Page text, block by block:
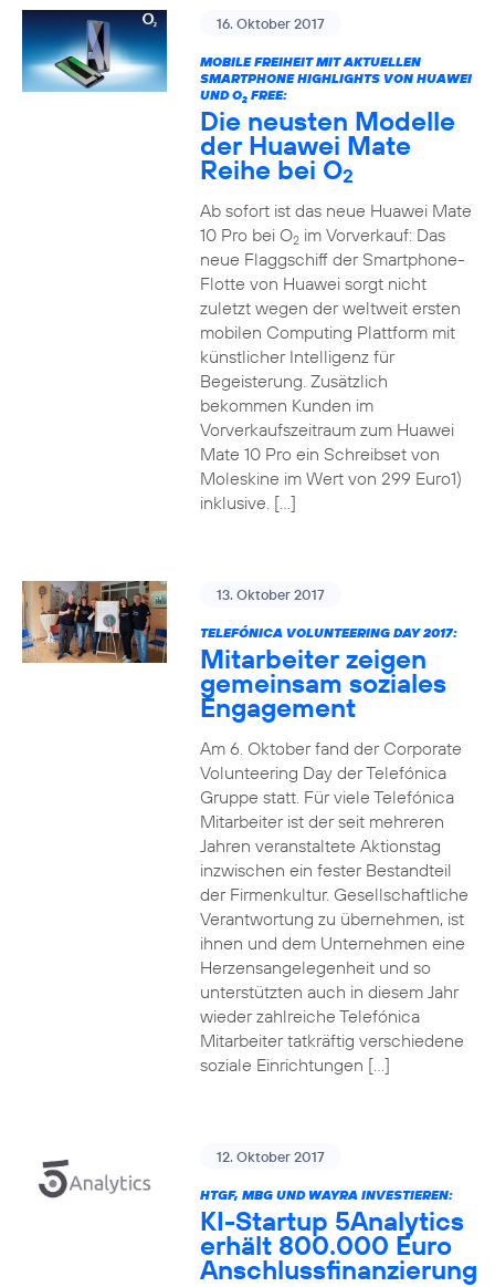
16. Oktober 2017
MOBILE FREIHEIT MIT AKTUELLEN
SMARTPHONE HIGHLIGHTS VON HUAWEI
UND O2FREE:
Die neusten Modelle
der Huawei Mate
Reihe bei O2
Ab sofort ist das neue Huawei Mate
10 Pro bei O2im Vorverkauf: Das
neue Flaggschiff der Smartphone-
Flotte von Huawei sorgt nicht
zuletzt wegen der weltweit ersten
mobilen Computing Plattform mit
künstlicher Intelligenz für
Begeisterung. Zusätzlich
bekommen Kunden im
Vorverkaufszeitraum zum Huawei
Mate 10 Pro ein Schreibset von
Moleskine im Wert von 299 Euro1)
inklusive. […]
13. Oktober 2017
TELEFÓNICA VOLUNTEERING DAY 2017:
Mitarbeiter zeigen
gemeinsam soziales
Engagement
Am 6. Oktober fand der Corporate
Volunteering Day der Telefónica
Gruppe statt. Für viele Telefónica
Mitarbeiter ist der seit mehreren
Jahren veranstaltete Aktionstag
inzwischen ein fester Bestandteil
der Firmenkultur. Gesellschaftliche
Verantwortung zu übernehmen, ist
ihnen und dem Unternehmen eine
Herzensangelegenheit und so
unterstützten auch in diesem Jahr
wieder zahlreiche Telefónica
Mitarbeiter tatkräftig verschiedene
soziale Einrichtungen […]
12. Oktober 2017
HTGF, MBG UND WAYRA INVESTIEREN:
KI-Startup 5Analytics
erhält 800.000 Euro
Anschlussfinanzierung